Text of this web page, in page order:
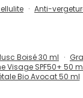
Anti-
Boisé 30 ml
Visage SPF50+ 50
Bio Avocat 50 ml